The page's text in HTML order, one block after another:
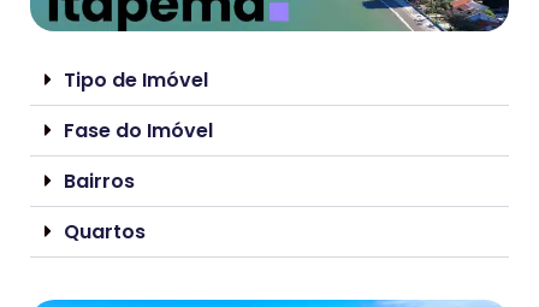
Tipo de Imóvel
Fase do Imóvel
Bairros
Quartos